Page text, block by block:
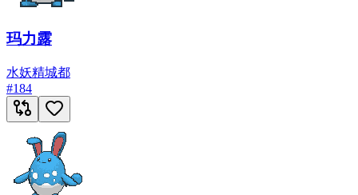
玛力露
水妖精城都
#184